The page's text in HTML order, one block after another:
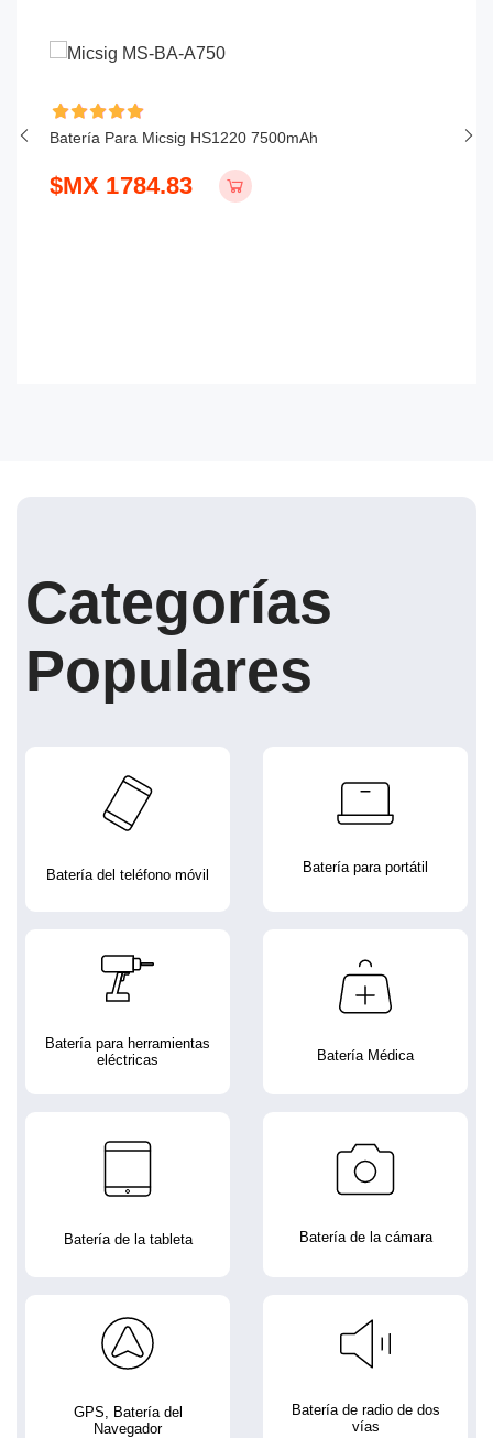
Batería Para Micsig HS1220 7500mAh
$MX 1784.83
Categorías
Populares
Batería del teléfono móvil Batería para portátil
Batería para herramientas
eléctricas
Batería Médica
Batería de la tableta Batería de la cámara
GPS, Batería del
Navegador
Batería de radio de dos
vías